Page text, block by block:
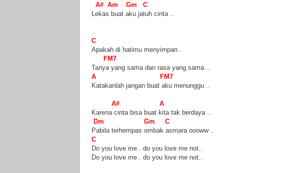
A# Am Gm C
Lekas buat aku jatuh cinta ..
C
Apakah di hatimu menyimpan..
FM7
Tanya yang sama dan rasa yang sama ..
A FM7
Katakanlah jangan buat aku menunggu ..
A# A
Karena cinta bisa buat kita tak berdaya ..
Dm Gm C
Pabila terhempas ombak asmara oooww ..
C
Do you love me.. do you love me not..
Do you love me.. do you love me not..